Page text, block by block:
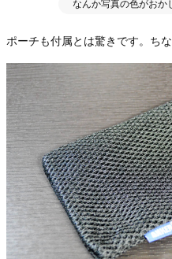
なんか写真の色がおか
ポーチも付属とは驚きです。ち